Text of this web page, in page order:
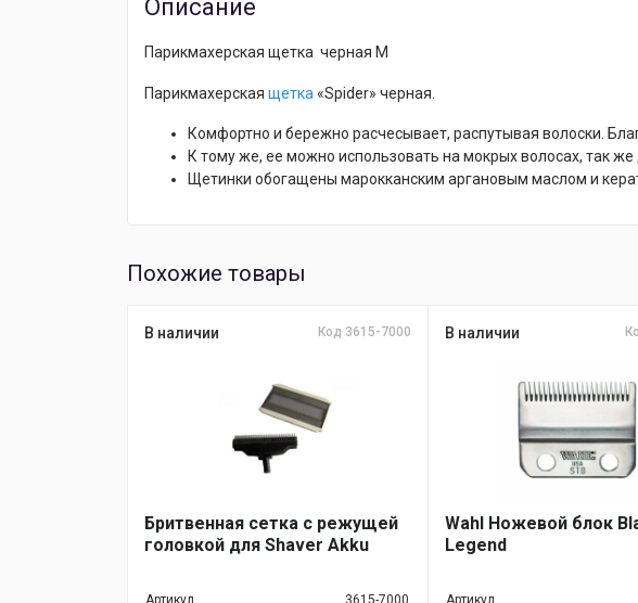
Описание
Парикмахерская щетка черная M
Парикмахерская щетка «Spider» черная.
Комфортно и бережно расчесывает, распутывая волоски.
К тому же, ее можно использовать на мокрых волосах, так
Щетинки обогащены марокканским аргановым маслом и
Похожие товары
В наличии Код 3615-7000
Бритвенная сетка с режущей
головкой для Shaver Akku
Артикул
3615-7000
В наличии
Wahl Ножевой блок
Legend
Артикул